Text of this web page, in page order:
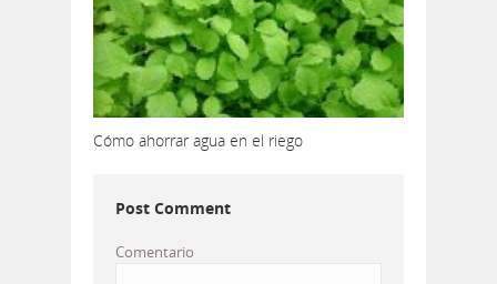
Cómo ahorrar agua en el riego
Post Comment
Comentario